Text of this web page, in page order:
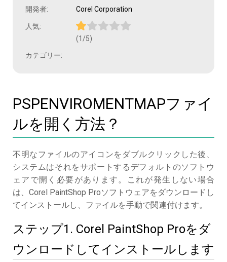
開発者: Corel Corporation
人気:
(1/5)
カテゴリー:
PSPENVIROMENTMAPファイ
ルを開く方法？
不明なファイルのアイコンをダブルクリックした後、
システムはそれをサポートするデフォルトのソフトウ
ェアで開く必要があります。これが発生しない場合
は、Corel PaintShop Proソフトウェアをダウンロードし
てインストールし、ファイルを手動で関連付けます。
ステップ1. Corel PaintShop Proをダ
ウンロードしてインストールします